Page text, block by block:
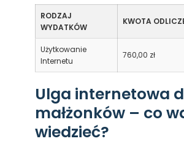
RODZAJ
WYDATKÓW
KWOTA
Użytkowanie
Internetu
760,00 zł
Ulga internetowa
małżonków – co
wiedzieć?